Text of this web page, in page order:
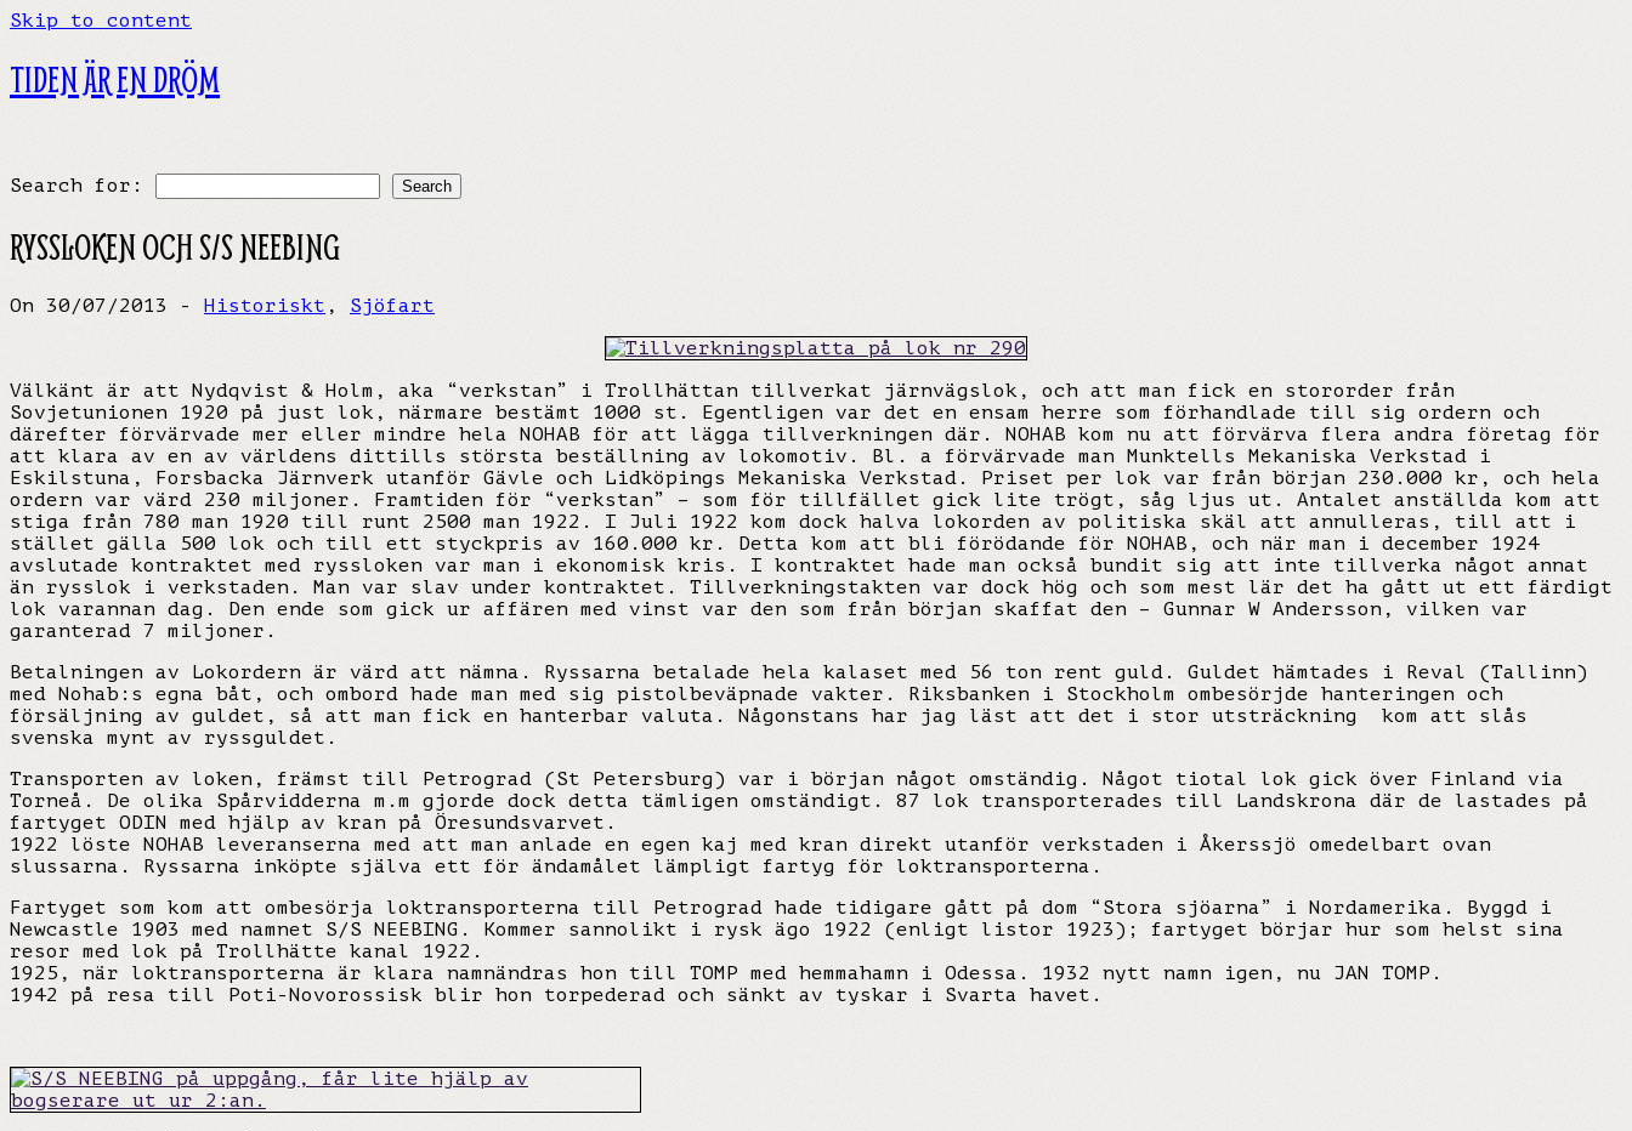
Skip to content
TIDEN ÄR EN DRÖM
Search for:
RYSSLOKEN OCH S/S NEEBING
On 30/07/2013 - Historiskt , Sjöfart
Välkänt är att Nydqvist & Holm, aka “verkstan” i Trollhättan tillverkat järnvägslok, och att man fick en stororder från
Sovjetunionen 1920 på just lok, närmare bestämt 1000 st. Egentligen var det en ensam herre som förhandlade till sig ordern och
därefter förvärvade mer eller mindre hela NOHAB för att lägga tillverkningen där. NOHAB kom nu att förvärva flera andra företag för
att klara av en av världens dittills största beställning av lokomotiv. Bl. a förvärvade man Munktells Mekaniska Verkstad i
Eskilstuna, Forsbacka Järnverk utanför Gävle och Lidköpings Mekaniska Verkstad. Priset per lok var från början 230.000 kr, och hela
ordern var värd 230 miljoner. Framtiden för “verkstan” – som för tillfället gick lite trögt, såg ljus ut. Antalet anställda kom att
stiga från 780 man 1920 till runt 2500 man 1922. I Juli 1922 kom dock halva lokorden av politiska skäl att annulleras, till att i
stället gälla 500 lok och till ett styckpris av 160.000 kr. Detta kom att bli förödande för NOHAB, och när man i december 1924
avslutade kontraktet med ryssloken var man i ekonomisk kris. I kontraktet hade man också bundit sig att inte tillverka något annat
än rysslok i verkstaden. Man var slav under kontraktet. Tillverkningstakten var dock hög och som mest lär det ha gått ut ett färdigt
lok varannan dag. Den ende som gick ur affären med vinst var den som från början skaffat den – Gunnar W Andersson, vilken var
garanterad 7 miljoner.
Betalningen av Lokordern är värd att nämna. Ryssarna betalade hela kalaset med 56 ton rent guld. Guldet hämtades i Reval (Tallinn)
med Nohab:s egna båt, och ombord hade man med sig pistolbeväpnade vakter. Riksbanken i Stockholm ombesörjde hanteringen och
försäljning av guldet, så att man fick en hanterbar valuta. Någonstans har jag läst att det i stor utsträckning kom att slås
svenska mynt av ryssguldet.
Transporten av loken, främst till Petrograd (St Petersburg) var i början något omständig. Något tiotal lok gick över Finland via
Torneå. De olika Spårvidderna m.m gjorde dock detta tämligen omständigt. 87 lok transporterades till Landskrona där de lastades på
fartyget ODIN med hjälp av kran på Öresundsvarvet.
1922 löste NOHAB leveranserna med att man anlade en egen kaj med kran direkt utanför verkstaden i Åkerssjö omedelbart ovan
slussarna. Ryssarna inköpte själva ett för ändamålet lämpligt fartyg för loktransporterna.
Fartyget som kom att ombesörja loktransporterna till Petrograd hade tidigare gått på dom “Stora sjöarna” i Nordamerika. Byggd i
Newcastle 1903 med namnet S/S NEEBING. Kommer sannolikt i rysk ägo 1922 (enligt listor 1923); fartyget börjar hur som helst sina
resor med lok på Trollhätte kanal 1922.
1925, när loktransporterna är klara namnändras hon till TOMP med hemmahamn i Odessa. 1932 nytt namn igen, nu JAN TOMP.
1942 på resa till Poti-Novorossisk blir hon torpederad och sänkt av tyskar i Svarta havet.